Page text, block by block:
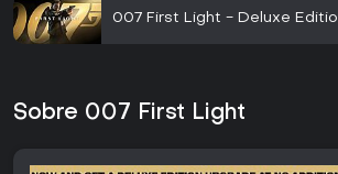
007 First Light - Deluxe
Sobre 007 First Light